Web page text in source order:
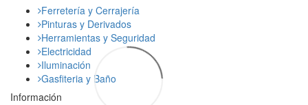
Ferretería y Cerrajería
Pinturas y Derivados
Herramientas y Seguridad
Electricidad
Iluminación
Gasfiteria y Baño
Información